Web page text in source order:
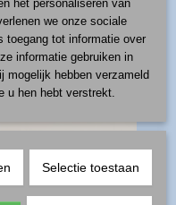
het personaliseren van
we onze sociale
toegang tot informatie over
informatie gebruiken in
mogelijk hebben verzameld
u hen hebt verstrekt.
Selectie toestaan